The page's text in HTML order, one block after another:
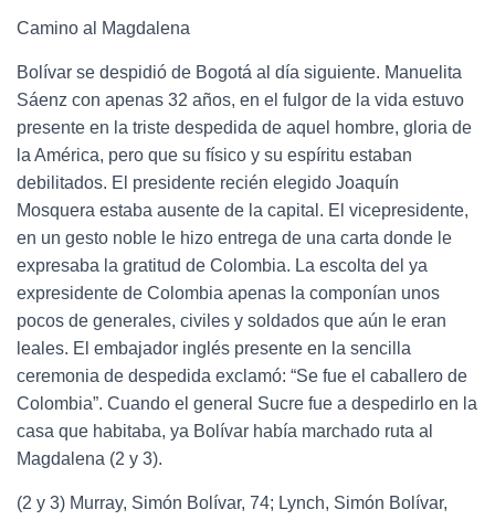
Camino al Magdalena
Bolívar se despidió de Bogotá al día siguiente. Manuelita
Sáenz con apenas 32 años, en el fulgor de la vida estuvo
presente en la triste despedida de aquel hombre, gloria de
la América, pero que su físico y su espíritu estaban
debilitados. El presidente recién elegido Joaquín
Mosquera estaba ausente de la capital. El vicepresidente,
en un gesto noble le hizo entrega de una carta donde le
expresaba la gratitud de Colombia. La escolta del ya
expresidente de Colombia apenas la componían unos
pocos de generales, civiles y soldados que aún le eran
leales. El embajador inglés presente en la sencilla
ceremonia de despedida exclamó: “Se fue el caballero de
Colombia”. Cuando el general Sucre fue a despedirlo en la
casa que habitaba, ya Bolívar había marchado ruta al
Magdalena (2 y 3).
(2 y 3) Murray, Simón Bolívar, 74; Lynch, Simón Bolívar,